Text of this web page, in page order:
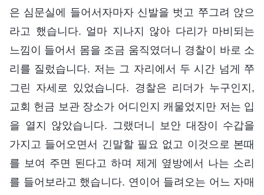
은 심문실에 들어서자마자 신발을 벗고 쭈그려 앉으
라고 했습니다. 얼마 지나지 않아 다리가 마비되는
느낌이 들어서 몸을 조금 움직였더니 경찰이 바로 소
리를 질렀습니다. 저는 그 자리에서 두 시간 넘게 쭈
그린 자세로 있었습니다. 경찰은 리더가 누구인지,
교회 헌금 보관 장소가 어디인지 캐물었지만 저는 입
을 열지 않았습니다. 그랬더니 보안 대장이 수갑을
가지고 들어오면서 긴말할 필요 없고 이것으로 본때
를 보여 주면 된다고 하며 제게 옆방에서 나는 소리
를 들어보라고 했습니다. 연이어 들려오는 어느 자매